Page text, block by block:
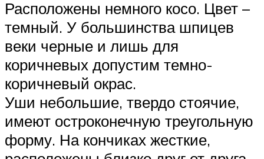
Расположены немного косо. Цвет –
темный. У большинства шпицев
веки черные и лишь для
коричневых допустим темно-
коричневый окрас.
Уши небольшие, твердо стоячие,
имеют остроконечную треугольную
форму. На кончиках жесткие,